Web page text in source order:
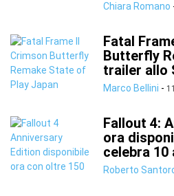
Chiara Romano
Fatal
Butterfly
trailer allo
Marco Bellini -
Fallout 4:
ora
celebra 10
Roberto